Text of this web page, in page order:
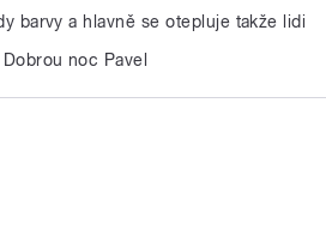
barvy a hlavně se otepluje takže lidi
noc Pavel